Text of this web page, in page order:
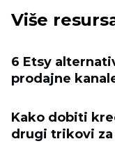
Više
6 Etsy
prodajne
Kako dobiti
drugi trikovi za